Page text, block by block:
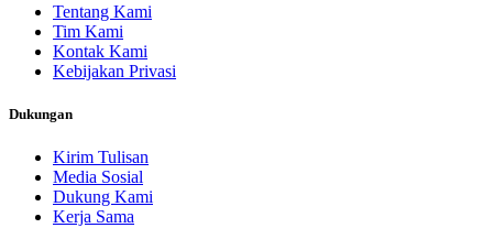
Tentang Kami
Tim Kami
Kontak Kami
Kebijakan Privasi
Dukungan
Kirim Tulisan
Media Sosial
Dukung Kami
Kerja Sama